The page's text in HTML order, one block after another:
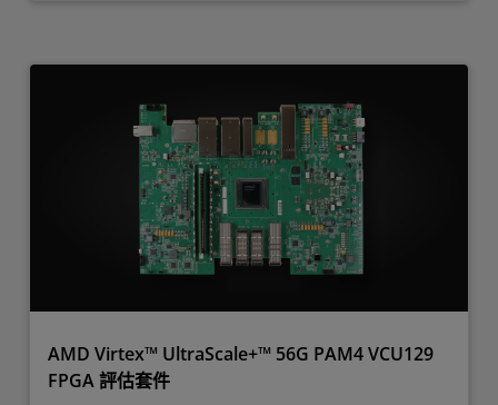
AMD Virtex™ UltraScale+™ 56G PAM4 VCU129
FPGA 評估套件